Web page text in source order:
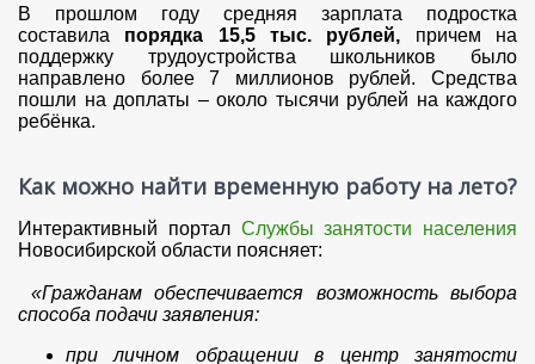
В прошлом году средняя зарплата подростка
составила порядка 15,5 тыс. рублей, причем на
поддержку трудоустройства школьников было
направлено более 7 миллионов рублей. Средства
пошли на доплаты – около тысячи рублей на каждого
ребёнка.
Как можно найти временную работу на лето?
Интерактивный портал Службы занятости населения
Новосибирской области поясняет:
«Гражданам обеспечивается возможность выбора
способа подачи заявления:
при личном обращении в центр занятости